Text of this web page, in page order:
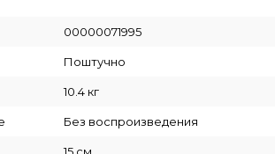
00000071995
Поштучно
10.4 кг
Без воспроизведения
15 см